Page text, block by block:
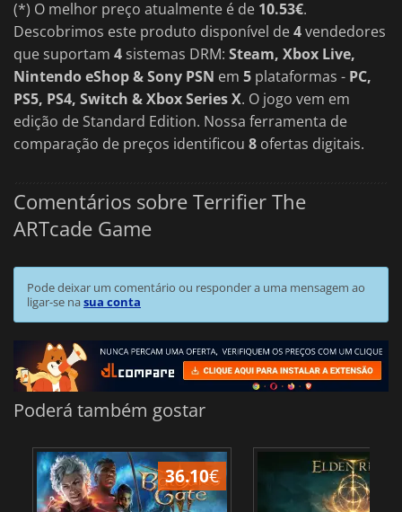
que é simultaneamente nostálgica e chocantemente fresca.
(*) O melhor preço atualmente é de 10.53€.
Descobrimos este produto disponível de4vendedores
que suportam 4 sistemas DRM: Steam, Xbox Live,
Nintendo eShop & Sony PSN em 5 plataformas - PC,
PS5, PS4, Switch & Xbox Series X. O jogo vem em
edição de Standard Edition. Nossa ferramenta de
comparação de preços identificou 8 ofertas digitais.
Comentários sobre Terrifier The
ARTcade Game
Pode deixar um comentário ou responder a uma mensagem ao
ligar-se nasua conta
Poderá também gostar
36.10€